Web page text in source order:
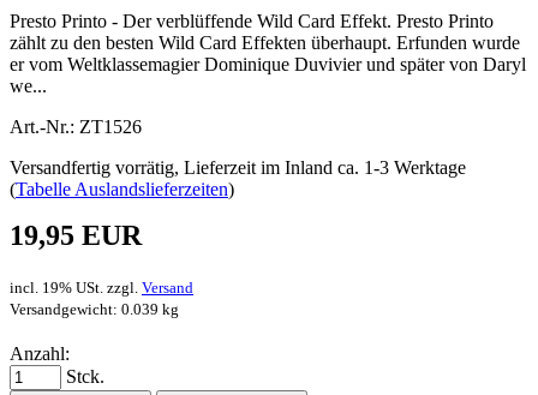
Presto Printo - Der verblüffende Wild Card Effekt. Presto Printo
zählt zu den besten Wild Card Effekten überhaupt. Erfunden wurde
er vom Weltklassemagier Dominique Duvivier und später von Daryl
we...
Art.-Nr.: ZT1526
Versandfertig vorrätig, Lieferzeit im Inland ca. 1-3 Werktage
(Tabelle Auslandslieferzeiten)
19,95 EUR
incl. 19% USt. zzgl. Versand
Versandgewicht: 0.039 kg
Anzahl:
Stck.